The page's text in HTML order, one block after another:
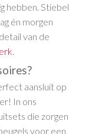
hebben. Stiebel
én morgen
van de
.
aansluit op
In ons
die zorgen
voor een